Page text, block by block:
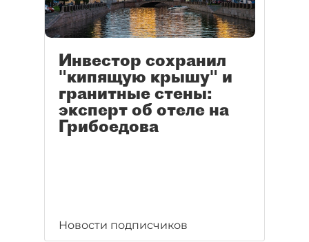
Инвестор сохранил
"кипящую крышу" и
гранитные стены:
эксперт об отеле на
Грибоедова
Новости подписчиков